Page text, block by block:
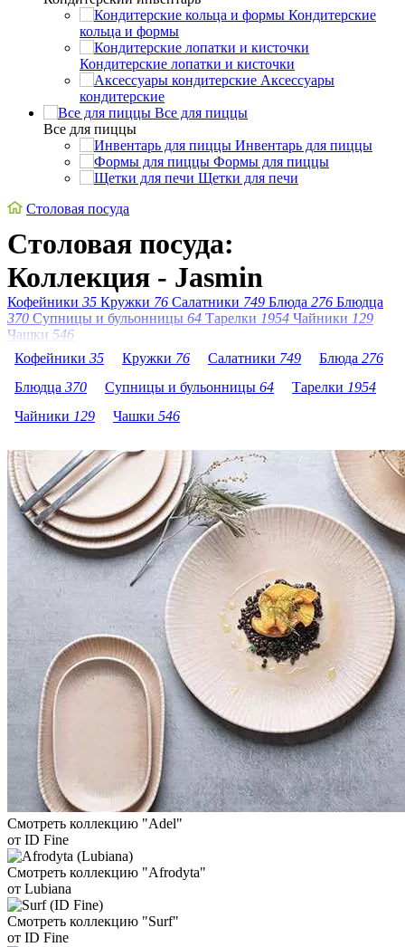
Кондитерские
кольца и формы
Кондитерские лопатки и кисточки
Аксессуары
кондитерские
Все для пиццы
Все для пиццы
Инвентарь для пиццы
Формы для пиццы
Щетки для печи
Столовая посуда
Столовая посуда:
Коллекция - Jasmin
Кофейники 35 Кружки 76 Салатники 749 Блюда 276 Блюдца
370 Супницы и бульонницы 64 Тарелки 1954 Чайники 129
Чашки 546
Кофейники 35 Кружки 76 Салатники 749 Блюда 276
Блюдца 370 Супницы и бульонницы 64 Тарелки 1954
Чайники 129 Чашки 546
Смотреть коллекцию "Adel"
от ID Fine
Смотреть коллекцию "Afrodyta"
от Lubiana
Смотреть коллекцию "Surf"
от ID Fine